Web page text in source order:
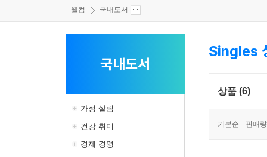
웰컴 국내도서
국내도서
가정 살림
건강 취미
경제 경영
Singles
상품 (6)
기본순 판매